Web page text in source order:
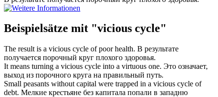
Beispielsätze mit "vicious cycle"
The result is a vicious cycle of poor health. В результате
получается порочный круг плохого здоровья.
It means turning a vicious cycle into a virtuous one. Это означает,
выход из порочного круга на правильный путь.
Small peasants without capital were trapped in a vicious cycle of
debt. Мелкие крестьяне без капитала попали в западню